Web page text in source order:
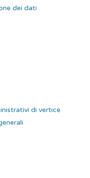
dei dati
di vertice